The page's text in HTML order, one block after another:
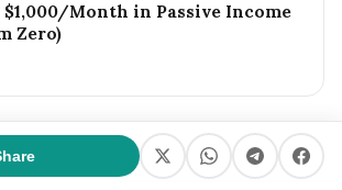
$1,000/Month in Passive Income
Zero)